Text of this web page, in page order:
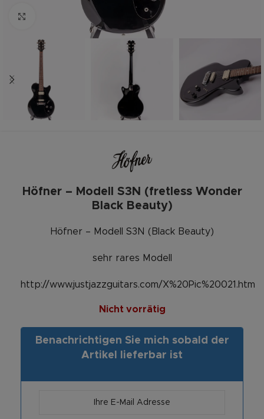
Zum vergrößern anklicken
Höfner – Modell S3N (fretless Wonder
Black Beauty)
Höfner – Modell S3N (Black Beauty)
sehr rares Modell
http://www.justjazzguitars.com/X%20Pic%20021.htm
Nicht vorrätig
Benachrichtigen Sie mich sobald der
Artikel lieferbar ist